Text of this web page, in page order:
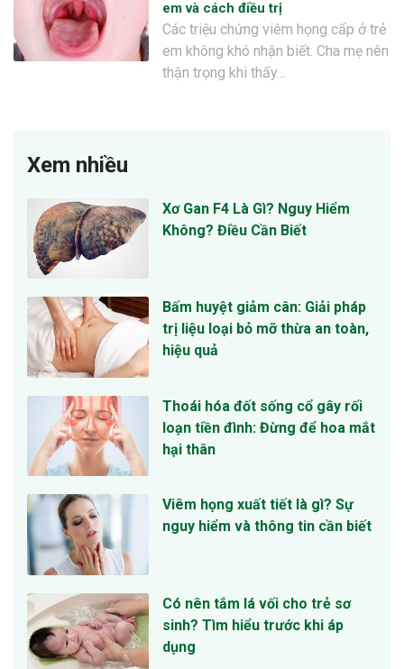
em và cách điều trị
Các triệu chứng viêm họng cấp ở trẻ
em không khó nhận biết. Cha mẹ nên
thận trọng khi thấy…
Xem nhiều
Xơ Gan F4 Là Gì? Nguy Hiểm
Không? Điều Cần Biết
Bấm huyệt giảm cân: Giải pháp
trị liệu loại bỏ mỡ thừa an toàn,
hiệu quả
Thoái hóa đốt sống cổ gây rối
loạn tiền đình: Đừng để hoa mắt
hại thân
Viêm họng xuất tiết là gì? Sự
nguy hiểm và thông tin cần biết
Có nên tắm lá vối cho trẻ sơ
sinh? Tìm hiểu trước khi áp
dụng